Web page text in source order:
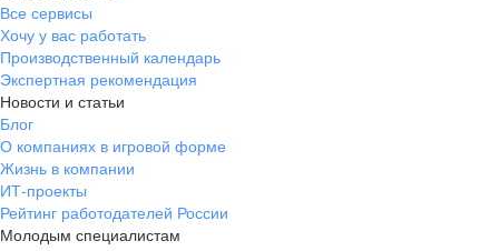
Все сервисы
Хочу у вас работать
Производственный календарь
Экспертная рекомендация
Новости и статьи
Блог
О компаниях в игровой форме
Жизнь в компании
ИТ-проекты
Рейтинг работодателей России
Молодым специалистам